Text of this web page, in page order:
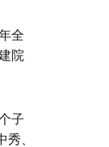
全
院
子
、